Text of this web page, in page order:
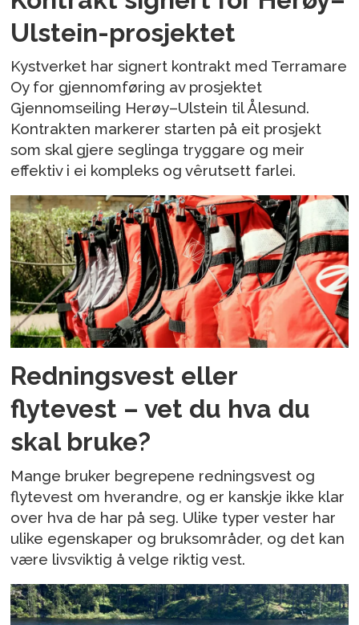
Ulstein-prosjektet
Kystverket har signert kontrakt med Terramare
Oy for gjennomføring av prosjektet
Gjennomseiling Herøy–Ulstein til Ålesund.
Kontrakten markerer starten på eit prosjekt
som skal gjere seglinga tryggare og meir
effektiv i ei kompleks og vêrutsett farlei.
Redningsvest eller
flytevest – vet du hva du
skal bruke?
Mange bruker begrepene redningsvest og
flytevest om hverandre, og er kanskje ikke klar
over hva de har på seg. Ulike typer vester har
ulike egenskaper og bruksområder, og det kan
være livsviktig å velge riktig vest.